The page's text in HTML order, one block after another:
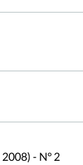
- N° 2